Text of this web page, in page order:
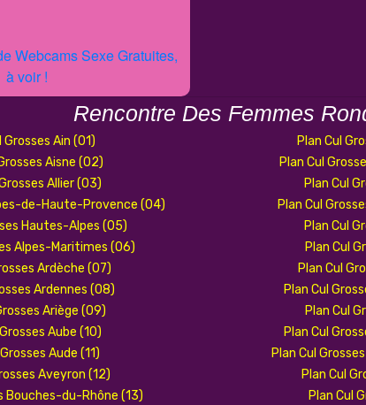
Webcams Sexe Gratuites,
à voir !
Rencontre Des Femmes
Grosses Ain (01)
Aisne (02)
Allier (03)
de-Haute-Provence (04)
Hautes-Alpes (05)
Alpes-Maritimes (06)
Ardèche (07)
Ardennes (08)
Ariège (09)
Aube (10)
Aude (11)
Aveyron (12)
Bouches-du-Rhône (13)
Plan Cul
Plan Cul
Plan Cul
Plan Cul
Plan Cul
Plan Cul
Plan Cul
Plan Cul
Plan Cul
Plan Cul
Plan Cul
Plan Cul
Plan Cul